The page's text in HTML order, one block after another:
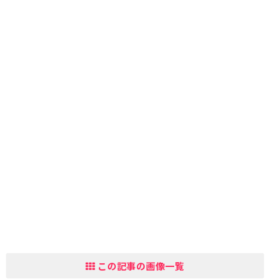
この記事の画像一覧